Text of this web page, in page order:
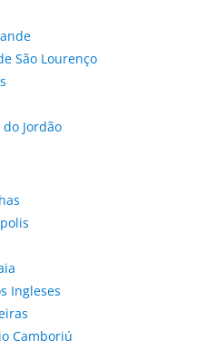
São Lourenço
Jordão
Ingleses
Camboriú